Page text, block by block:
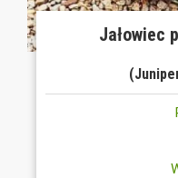
Jałowiec